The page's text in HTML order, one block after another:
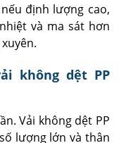
định lượng cao,
và ma sát hơn
không dệt PP
Vải không dệt PP
lượng lớn và thân